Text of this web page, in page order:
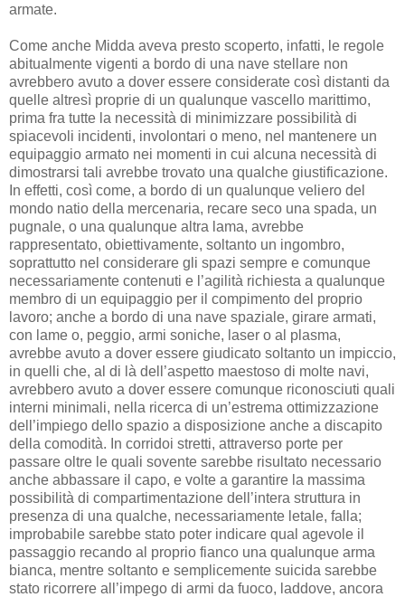
armate.
Come anche Midda aveva presto scoperto, infatti, le regole
abitualmente vigenti a bordo di una nave stellare non
avrebbero avuto a dover essere considerate così distanti da
quelle altresì proprie di un qualunque vascello marittimo,
prima fra tutte la necessità di minimizzare possibilità di
spiacevoli incidenti, involontari o meno, nel mantenere un
equipaggio armato nei momenti in cui alcuna necessità di
dimostrarsi tali avrebbe trovato una qualche giustificazione.
In effetti, così come, a bordo di un qualunque veliero del
mondo natio della mercenaria, recare seco una spada, un
pugnale, o una qualunque altra lama, avrebbe
rappresentato, obiettivamente, soltanto un ingombro,
soprattutto nel considerare gli spazi sempre e comunque
necessariamente contenuti e l’agilità richiesta a qualunque
membro di un equipaggio per il compimento del proprio
lavoro; anche a bordo di una nave spaziale, girare armati,
con lame o, peggio, armi soniche, laser o al plasma,
avrebbe avuto a dover essere giudicato soltanto un impiccio,
in quelli che, al di là dell’aspetto maestoso di molte navi,
avrebbero avuto a dover essere comunque riconosciuti quali
interni minimali, nella ricerca di un’estrema ottimizzazione
dell’impiego dello spazio a disposizione anche a discapito
della comodità. In corridoi stretti, attraverso porte per
passare oltre le quali sovente sarebbe risultato necessario
anche abbassare il capo, e volte a garantire la massima
possibilità di compartimentazione dell’intera struttura in
presenza di una qualche, necessariamente letale, falla;
improbabile sarebbe stato poter indicare qual agevole il
passaggio recando al proprio fianco una qualunque arma
bianca, mentre soltanto e semplicemente suicida sarebbe
stato ricorrere all’impego di armi da fuoco, laddove, ancora